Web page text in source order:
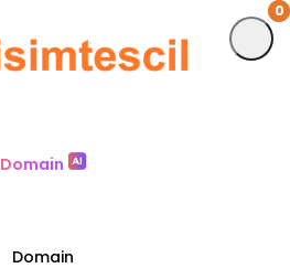
0
Domain
Domain
0